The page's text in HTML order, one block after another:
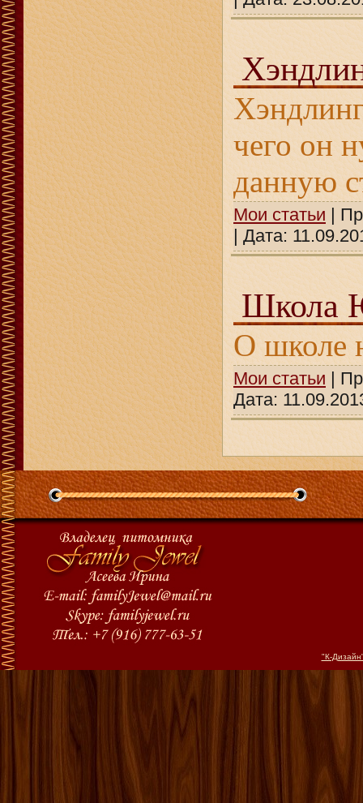
чего он
данную
Мои статьи |
| Дата:
Школа
О школе
Мои статьи |
Дата:
"К-